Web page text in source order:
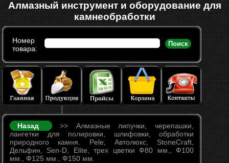
Алмазный инструмент и оборудование для
камнеобработки
Номер
товара:
Поиск
Назад
>> Алмазные липучки, черепашки,
лангетки для полировки, шлифовки, обработки
природного камня. Pele, Автолюкс, StoneCraft,
Дельфин, Sen-D, Elite, трех цветки Ф80 мм., Ф100
мм., Ф125 мм., Ф150 мм.